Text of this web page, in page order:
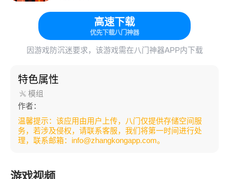
高速下载
优先下载八门神器
因游戏防沉迷要求，该游戏需在八门神器APP内下载
特色属性
模组
作者：
温馨提示：该应用由用户上传，八门仅提供存储空间服
务，若涉及侵权，请联系客服，我们将第一时间进行处
理，联系邮箱：info@zhangkongapp.com。